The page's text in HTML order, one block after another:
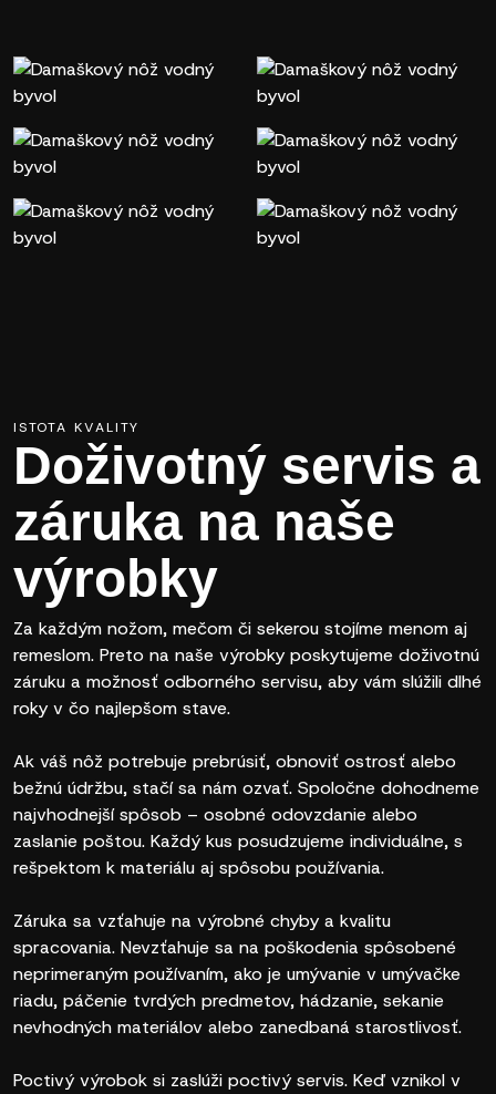
ISTOTA KVALITY
Doživotný servis a
záruka na naše
výrobky
Za každým nožom, mečom či sekerou stojíme menom aj
remeslom. Preto na naše výrobky poskytujeme doživotnú
záruku a možnosť odborného servisu, aby vám slúžili dlhé
roky v čo najlepšom stave.
Ak váš nôž potrebuje prebrúsiť, obnoviť ostrosť alebo
bežnú údržbu, stačí sa nám ozvať. Spoločne dohodneme
najvhodnejší spôsob – osobné odovzdanie alebo
zaslanie poštou. Každý kus posudzujeme individuálne, s
rešpektom k materiálu aj spôsobu používania.
Záruka sa vzťahuje na výrobné chyby a kvalitu
spracovania. Nevzťahuje sa na poškodenia spôsobené
neprimeraným používaním, ako je umývanie v umývačke
riadu, páčenie tvrdých predmetov, hádzanie, sekanie
nevhodných materiálov alebo zanedbaná starostlivosť.
Poctivý výrobok si zaslúži poctivý servis. Keď vznikol v